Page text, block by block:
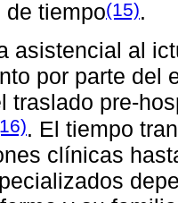
de tiempo(15).
asistencial al
por parte del
traslado pre-
. El tiempo
clínicas